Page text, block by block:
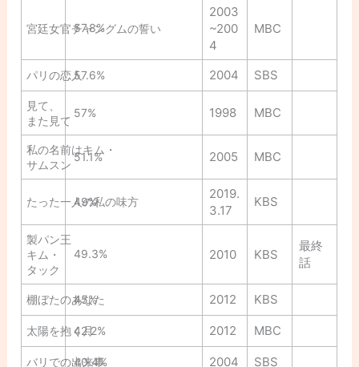
宮廷女官チャングムの誓い
57.8%
2003
~200
4
MBC
パリの恋人57.6% 2004 SBS
見て、
また見て
57% 1998 MBC
私の名前はキム・
サムスン
51.1% 2005 MBC
たった一人の私の味方
49%
2019.
3.17
KBS
製パン王
キム・
タック
49.3% 2010 KBS
最終
話
棚ぼたのあなた
45% 2012 KBS
太陽を抱く月
42.2% 2012 MBC
バリでの出来事
40.4% 2004 SBS